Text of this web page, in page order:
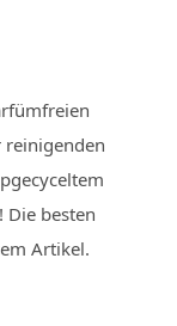
reinigenden
Die besten
Artikel.